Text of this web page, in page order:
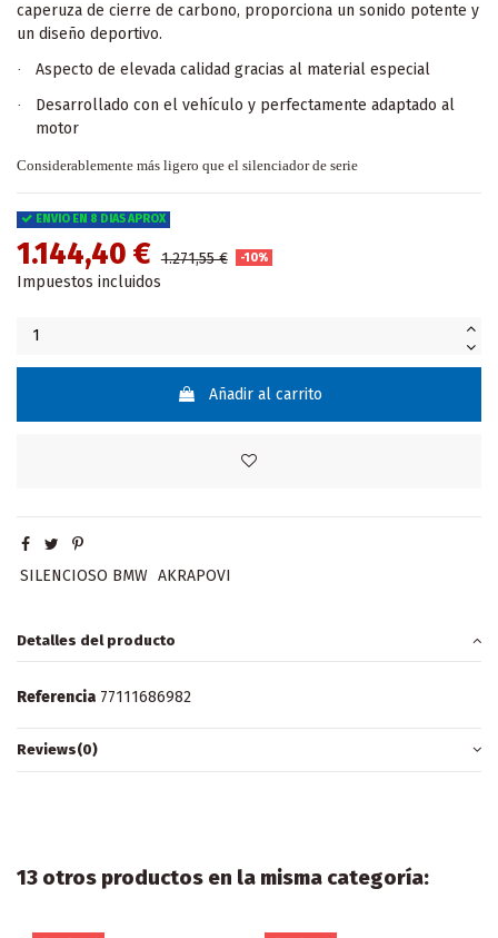
caperuza de cierre de carbono, proporciona un sonido potente y
un diseño deportivo.
· Aspecto de elevada calidad gracias al material especial
·
Desarrollado con el vehículo y perfectamente adaptado al
motor
Considerablemente más ligero que el silenciador de serie
ENVIO EN 8 DIAS APROX
1.144,40 € 1.271,55 € -10%
Impuestos incluidos
Añadir al carrito
SILENCIOSO BMW AKRAPOVI
Detalles del producto
Referencia 77111686982
Reviews(0)
13 otros productos en la misma categoría: